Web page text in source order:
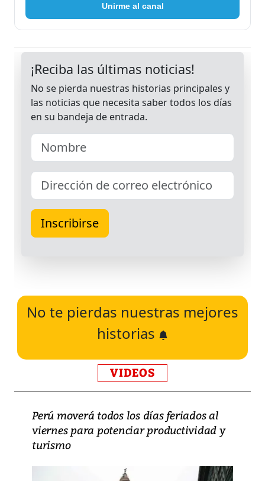
Unirme al canal
No te pierdas nuestras mejores
historias
VIDEOS
Perú moverá todos los días feriados al
viernes para potenciar productividad y
turismo